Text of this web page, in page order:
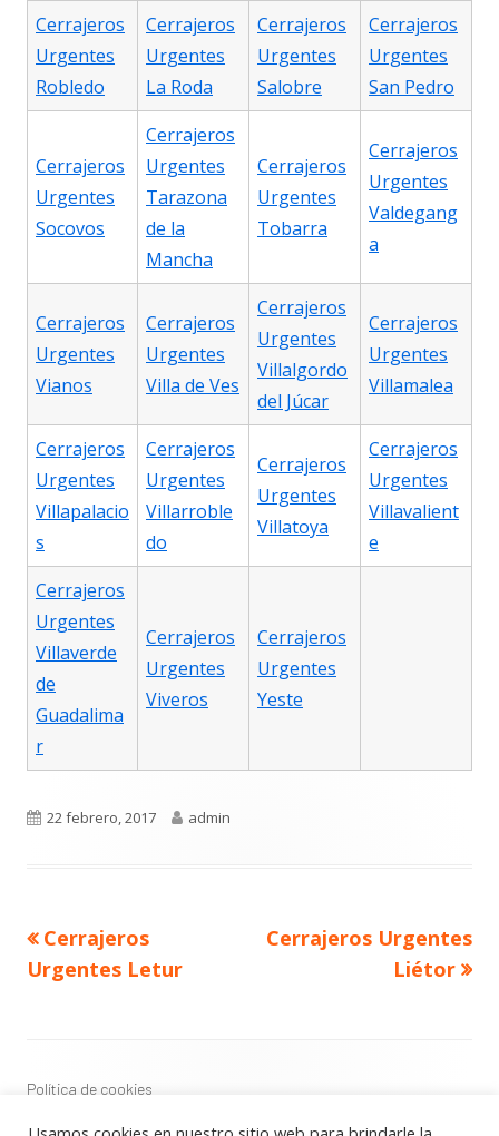
Cerrajeros
Urgentes
Robledo
Cerrajeros
Urgentes
La Roda
Cerrajeros
Urgentes
Salobre
Cerrajeros
Urgentes
San Pedro
Cerrajeros
Urgentes
Socovos
Cerrajeros
Urgentes
Tarazona
de la
Mancha
Cerrajeros
Urgentes
Tobarra
Cerrajeros
Urgentes
Valdegang
a
Cerrajeros
Urgentes
Vianos
Cerrajeros
Urgentes
Villa de Ves
Cerrajeros
Urgentes
Villalgordo
del Júcar
Cerrajeros
Urgentes
Villamalea
Cerrajeros
Urgentes
Villapalacio
s
Cerrajeros
Urgentes
Villarroble
do
Cerrajeros
Urgentes
Villatoya
Cerrajeros
Urgentes
Villavalient
e
Cerrajeros
Urgentes
Villaverde
de
Guadalima
r
Cerrajeros
Urgentes
Viveros
Cerrajeros
Urgentes
Yeste
Publicado
22 febrero, 2017 Autor
admin
Navegación
de
entradas
Artículo
anterior
Cerrajeros
Urgentes Letur
Artículo
Cerrajeros Urgentes
Liétor
Footer
Política de cookies